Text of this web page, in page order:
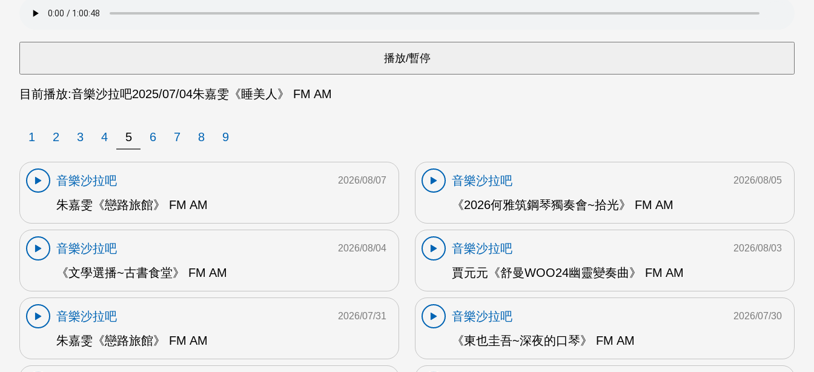
目前播放:音樂沙拉吧2025/07/04朱嘉雯《睡美人》 FM AM
1 2 3 4 5 6 7 8 9
音樂沙拉吧
朱嘉雯《戀路旅館》 FM AM
2026/08/07
音樂沙拉吧
《2026何雅筑鋼琴獨奏會~拾光》 FM AM
2026/08/05
音樂沙拉吧
《文學選播~古書食堂》 FM AM
2026/08/04
音樂沙拉吧
賈元元《舒曼WOO24幽靈變奏曲》 FM AM
2026/08/03
音樂沙拉吧
朱嘉雯《戀路旅館》 FM AM
2026/07/31
音樂沙拉吧
《東也圭吾~深夜的口琴》 FM AM
2026/07/30